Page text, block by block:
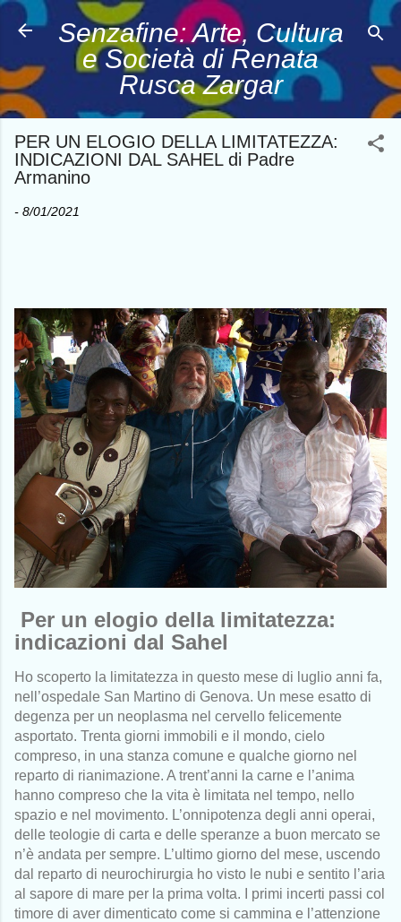
Passa ai contenuti principali
Senzafine: Arte, Cultura
e Società di Renata
Rusca Zargar
PER UN ELOGIO DELLA LIMITATEZZA:
INDICAZIONI DAL SAHEL di Padre
Armanino
- 8/01/2021
Per un elogio della limitatezza:
indicazioni dal Sahel
Ho scoperto la limitatezza in questo mese di luglio anni fa,
nell’ospedale San Martino di Genova. Un mese esatto di
degenza per un neoplasma nel cervello felicemente
asportato. Trenta giorni immobili e il mondo, cielo
compreso, in una stanza comune e qualche giorno nel
reparto di rianimazione. A trent’anni la carne e l’anima
hanno compreso che la vita è limitata nel tempo, nello
spazio e nel movimento. L’onnipotenza degli anni operai,
delle teologie di carta e delle speranze a buon mercato se
n’è andata per sempre. L’ultimo giorno del mese, uscendo
dal reparto di neurochirurgia ho visto le nubi e sentito l’aria
al sapore di mare per la prima volta. I primi incerti passi col
timore di aver dimenticato come si cammina e l’attenzione